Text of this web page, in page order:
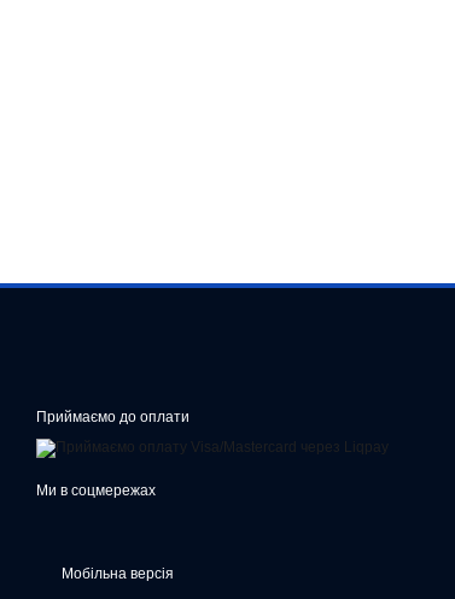
Приймаємо до оплати
Ми в соцмережах
Мобільна версія